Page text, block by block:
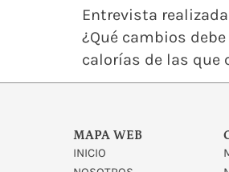
Entrevista
¿Qué cambios
calorías de las que
MAPA WEB
INICIO